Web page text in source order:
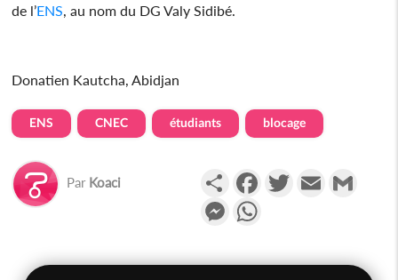
de l’ENS , au nom du DG Valy Sidibé.
Donatien Kautcha, Abidjan
ENS CNEC étudiants blocage
Par Koaci PartagerFacebookTwitterEmail
Messenger